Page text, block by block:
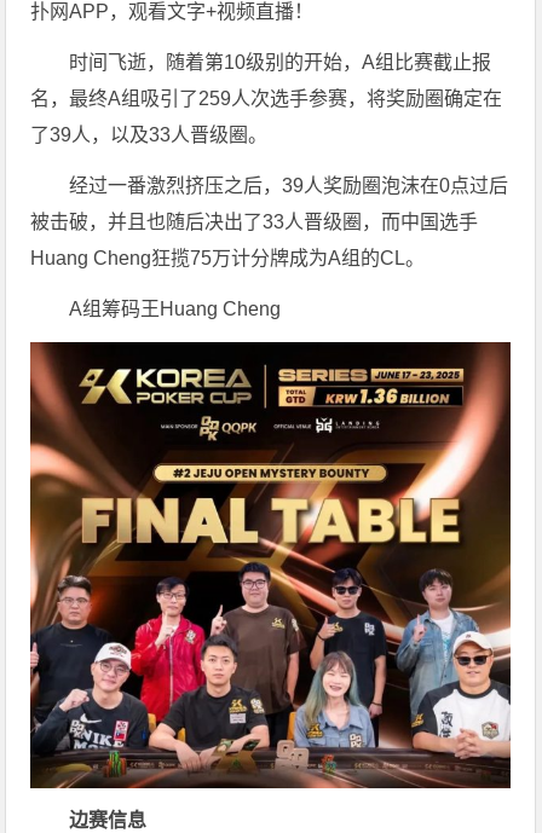
扑网APP，观看文字+视频直播！
时间飞逝，随着第10级别的开始，A组比赛截止报
名，最终A组吸引了259人次选手参赛，将奖励圈确定在
了39人，以及33人晋级圈。
经过一番激烈挤压之后，39人奖励圈泡沫在0点过后
被击破，并且也随后决出了33人晋级圈，而中国选手
Huang Cheng狂揽75万计分牌成为A组的CL。
A组筹码王Huang Cheng
边赛信息